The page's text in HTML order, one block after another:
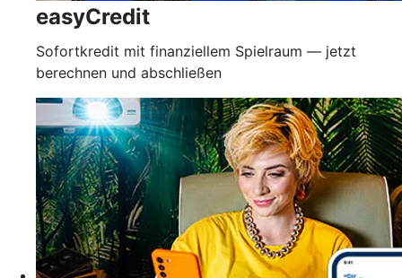
easyCredit
Sofortkredit mit finanziellem Spielraum — jetzt
berechnen und abschließen